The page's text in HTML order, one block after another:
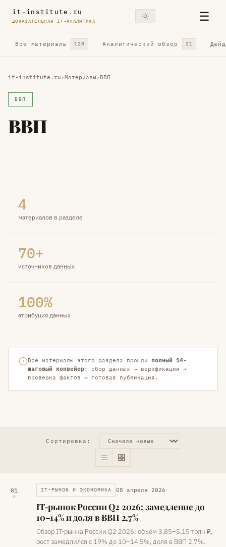
it - institute . ru
ДОКАЗАТЕЛЬНАЯ IT-АНАЛИТИКА ☰
Все материалы 120 Аналитический обзор 21
it-institute.ru ›Материалы › ВВП
ВВП
ВВП
4
материалов в разделе
70+
источников данных
100%
атрибуция данных
Все материалы этого раздела прошли полный 14-
шаговый конвейер: сбор данных → верификация →
проверка фактов → готовая публикация.
Сортировка:
01 IT-РЫНОК И ЭКОНОМИКА 08 апреля 2026
IT-рынок России Q2 2026: замедление до
10–14% и доля в ВВП 2,7%
Обзор IT-рынка России Q2 2026: объём 3,85–5,15 трлн ₽,
рост замедлился с 19% до 10–14,5%, доля в ВВП 2,7%.